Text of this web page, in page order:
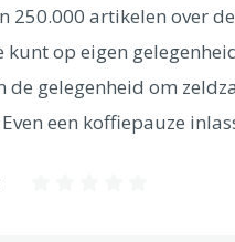
250.000 artikelen over
kunt op eigen
de gelegenheid om
een koffiepauze